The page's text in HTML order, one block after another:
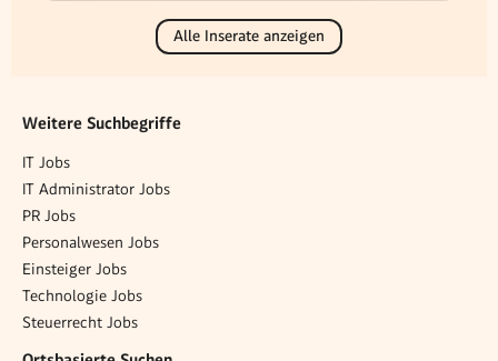
Alle Inserate anzeigen
Weitere Suchbegriffe
IT Jobs
IT Administrator Jobs
PR Jobs
Personalwesen Jobs
Einsteiger Jobs
Technologie Jobs
Steuerrecht Jobs